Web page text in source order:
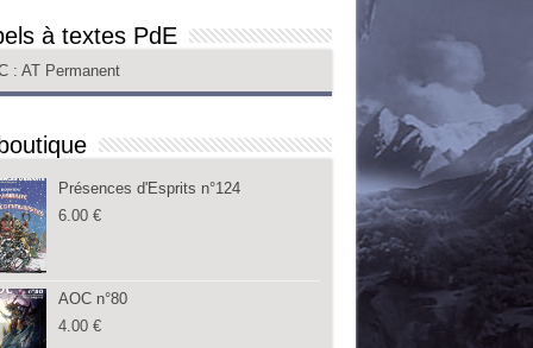
à textes PdE
: AT Permanent
Présences d'Esprits n°124
6.00 €
AOC n°80
4.00 €